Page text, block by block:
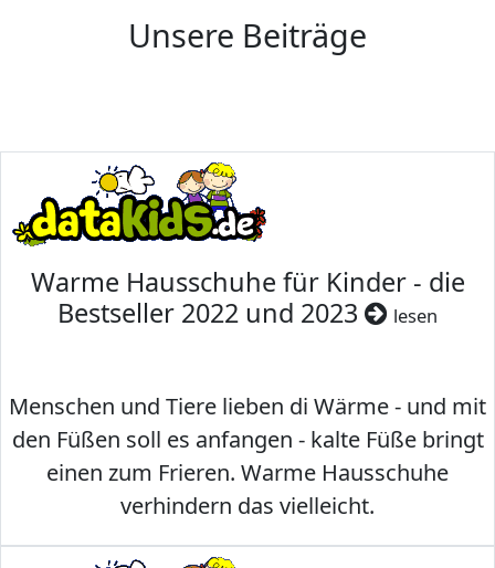
Unsere Beiträge
Warme Hausschuhe für Kinder - die
Bestseller 2022 und 2023
lesen
Menschen und Tiere lieben di Wärme - und mit
den Füßen soll es anfangen - kalte Füße bringt
einen zum Frieren. Warme Hausschuhe
verhindern das vielleicht.